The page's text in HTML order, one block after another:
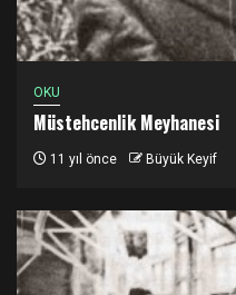
OKU
Müstehcenlik Meyhanesi
11 yıl önce Büyük Keyif